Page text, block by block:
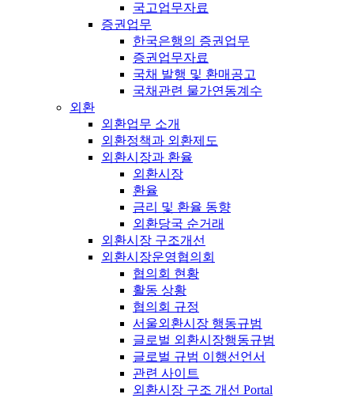
국고업무자료
증권업무
한국은행의 증권업무
증권업무자료
국채 발행 및 환매공고
국채관련 물가연동계수
외환
외환업무 소개
외환정책과 외환제도
외환시장과 환율
외환시장
환율
금리 및 환율 동향
외환당국 순거래
외환시장 구조개선
외환시장운영협의회
협의회 현황
활동 상황
협의회 규정
서울외환시장 행동규범
글로벌 외환시장행동규범
글로벌 규범 이행선언서
관련 사이트
외환시장 구조 개선 Portal